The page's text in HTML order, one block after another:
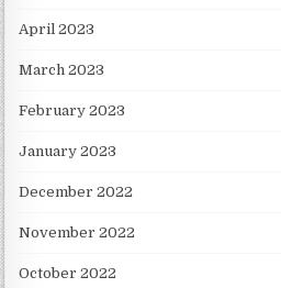
April 2023
March 2023
February 2023
January 2023
December 2022
November 2022
October 2022